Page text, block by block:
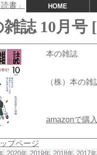
HOME
誌 10月号
本の雑誌
（株）本の雑
amazonで購入
プページ
2020年 2019年 2018年 2017年